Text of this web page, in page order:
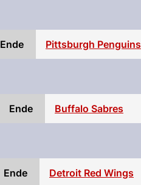
Ende Pittsburgh Penguins
Ende Buffalo Sabres
Ende Detroit Red Wings